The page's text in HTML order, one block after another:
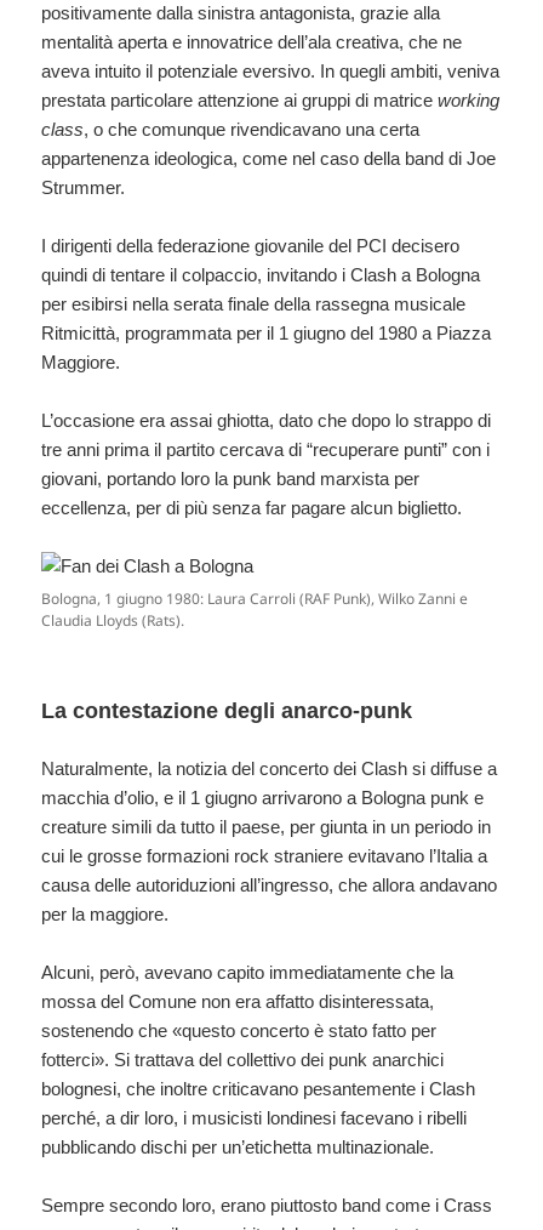
positivamente dalla sinistra antagonista, grazie alla
mentalità aperta e innovatrice dell’ala creativa, che ne
aveva intuito il potenziale eversivo. In quegli ambiti, veniva
prestata particolare attenzione ai gruppi di matriceworking
class, o che comunque rivendicavano una certa
appartenenza ideologica, come nel caso della band di Joe
Strummer.
I dirigenti della federazione giovanile del PCI decisero
quindi di tentare il colpaccio, invitando i Clash a Bologna
per esibirsi nella serata finale della rassegna musicale
Ritmicittà, programmata per il 1 giugno del 1980 a Piazza
Maggiore.
L’occasione era assai ghiotta, dato che dopo lo strappo di
tre anni prima il partito cercava di “recuperare punti” con i
giovani, portando loro la punk band marxista per
eccellenza, per di più senza far pagare alcun biglietto.
Bologna, 1 giugno 1980: Laura Carroli (RAF Punk), Wilko Zanni e
Claudia Lloyds (Rats).
La contestazione degli anarco-punk
Naturalmente, la notizia del concerto dei Clash si diffuse a
macchia d’olio, e il 1 giugno arrivarono a Bologna punk e
creature simili da tutto il paese, per giunta in un periodo in
cui le grosse formazioni rock straniere evitavano l’Italia a
causa delle autoriduzioni all’ingresso, che allora andavano
per la maggiore.
Alcuni, però, avevano capito immediatamente che la
mossa del Comune non era affatto disinteressata,
sostenendo che «questo concerto è stato fatto per
fotterci». Si trattava del collettivo dei punk anarchici
bolognesi, che inoltre criticavano pesantemente i Clash
perché, a dir loro, i musicisti londinesi facevano i ribelli
pubblicando dischi per un’etichetta multinazionale.
Sempre secondo loro, erano piuttosto band come i Crass